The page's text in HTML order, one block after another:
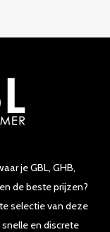
je GBL, GHB,
de beste prijzen?
selectie van deze
en discrete